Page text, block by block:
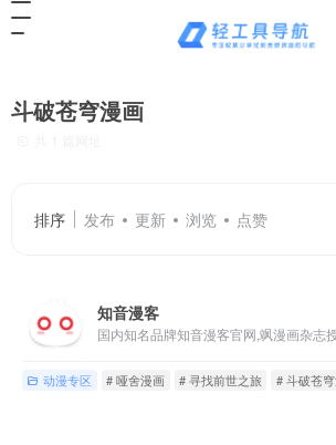
斗破苍穹漫画
排序 发布 更新 浏览 点赞
知音漫客
动漫专区 # 哑舍漫画 # 寻找前世之旅 # 斗破苍